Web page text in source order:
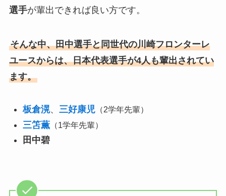
選手が輩出できれば良い方です。
そんな中、田中選手と同世代の川崎フロンターレ
ユースからは、日本代表選手が4人も輩出されてい
ます。
板倉滉、 三好康児（2学年先輩）
三笘薫（1学年先輩）
田中碧